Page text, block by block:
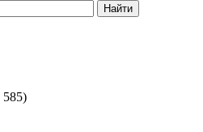
585)